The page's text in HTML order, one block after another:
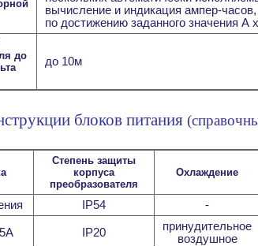
вычисление и индикация ампер-
по достижению заданного значения А
до
до 10м
блоков питания
Степень защиты
корпуса
преобразователя
Охлаждение
IP54 -
IP20
принудительное
воздушное